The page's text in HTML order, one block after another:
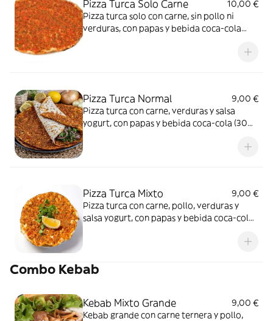
Pizza Turca Solo Carne
10,00 €
Pizza turca solo con carne, sin pollo ni
verduras, con papas y bebida coca-cola
Pizza Turca Normal
9,00 €
Pizza turca con carne, verduras y salsa
yogurt, con papas y bebida coca-cola (300
Pizza Turca Mixto
9,00 €
Pizza turca con carne, pollo, verduras y
salsa yogurt, con papas y bebida coca-cola
Combo Kebab
Kebab Mixto Grande
9,00 €
Kebab grande con carne ternera y pollo,